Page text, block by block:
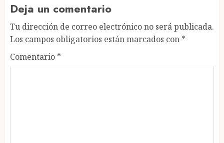
Deja un comentario
Tu dirección de correo electrónico no será publicada.
Los campos obligatorios están marcados con *
Comentario *